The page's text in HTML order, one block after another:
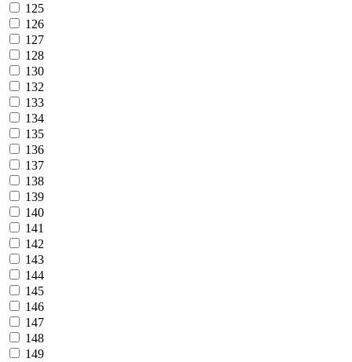
125
126
127
128
130
132
133
134
135
136
137
138
139
140
141
142
143
144
145
146
147
148
149